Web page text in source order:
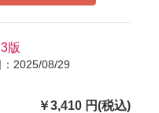
版
2025/08/29
￥3,410 円(税込)